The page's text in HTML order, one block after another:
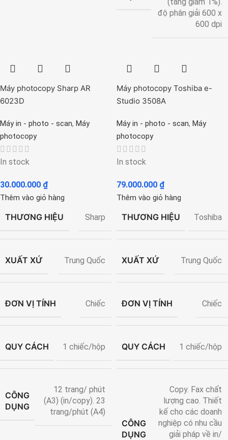
độ phân giải 600 x
600 dpi
Máy photocopy Sharp AR
6023D
Máy in - photo - scan, Máy
photocopy
In stock
30.000.000 ₫
Thêm vào giỏ hàng
THƯƠNG HIỆU Sharp
XUẤT XỨ Trung Quốc
ĐƠN VỊ TÍNH Chiếc
QUY CÁCH 1 chiếc/hộp
CÔNG
DỤNG
12 trang/ phút
(A3) (in/copy). 23
trang/phút (A4)
Máy photocopy Toshiba e-
Studio 3508A
Máy in - photo - scan, Máy
photocopy
In stock
79.000.000 ₫
Thêm vào giỏ hàng
THƯƠNG HIỆU Toshiba
XUẤT XỨ Trung Quốc
ĐƠN VỊ TÍNH Chiếc
QUY CÁCH 1 chiếc/hộp
CÔNG
DỤNG
Copy. Fax chất
lượng cao. Thiết
kế cho các doanh
nghiệp có nhu cầu
giải pháp về in/